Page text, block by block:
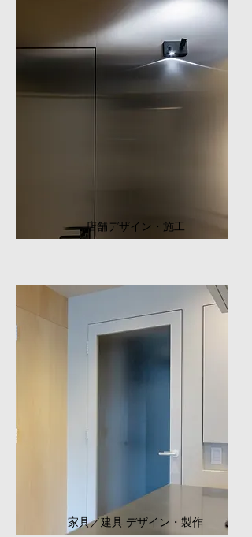
店舗デザイン・施工
家具／建具 デザイン・製作